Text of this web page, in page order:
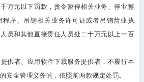
万元以下罚款，责令暂停相关业务、停业整
程序、吊销相关业务许可证或者吊销营业执
员和其他直接责任人员处二十万元以上一百
供者、应用软件下载服务提供者，不履行本
安全管理义务的，依照前两款规定处罚。